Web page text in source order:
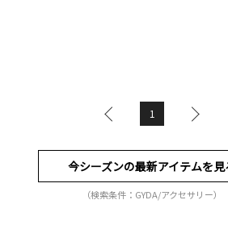
1
今シーズンの最新アイテムを見
（検索条件：GYDA/アクセサリー）